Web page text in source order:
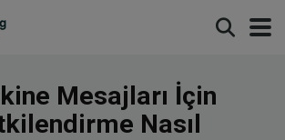
Mesajları İçin
Nasıl